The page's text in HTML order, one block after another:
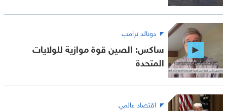
دونالد ترامب
ساكس: الصين قوة موازية للولايات
المتحدة
اقتصاد عالمي